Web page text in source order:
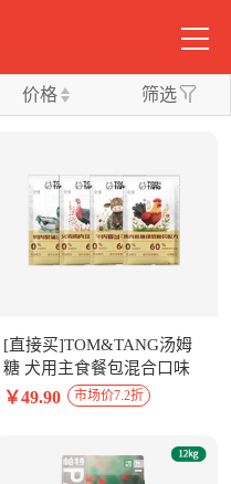
价格 筛选
[直接买]TOM&TANG汤姆
糖 犬用主食餐包混合口味
100g*8包整盒装
￥49.90 市场价7.2折